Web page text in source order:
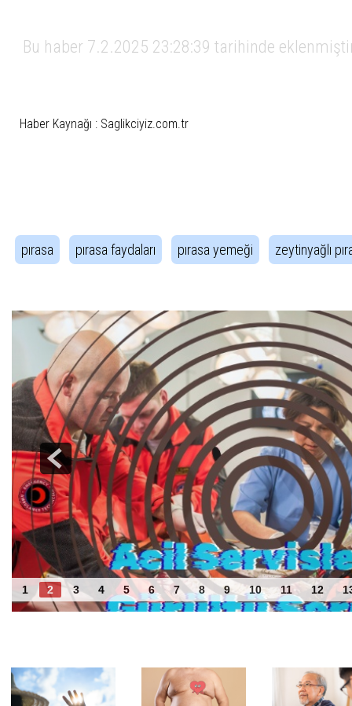
Bu haber 7.2.2025 23:28:39 tarihinde
Haber Kaynağı : Saglikciyiz.com.tr
pırasa pırasa faydaları pırasa yemeği zeytinyağlı
1 2 3 4 5 6 7 8 9 10 11 12
Acil Servislerde Gürültü Sorunu